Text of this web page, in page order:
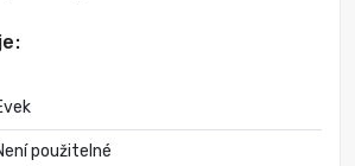
použitelné